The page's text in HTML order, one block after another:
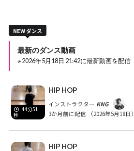
NEW ダンス
最新のダンス動画
※ 2026年5月18日 21:42に最新動画を配信
44分51
秒
HIP HOP
インストラクター KNG
3か月前に配信
（2026年5月18日）
HIP HOP